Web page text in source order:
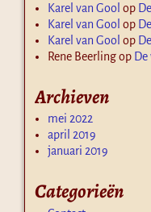
Karel van Gool op
Karel van Gool op
Karel van Gool op
Rene Beerlingop
Archieven
mei 2022
april 2019
januari 2019
Categorieën